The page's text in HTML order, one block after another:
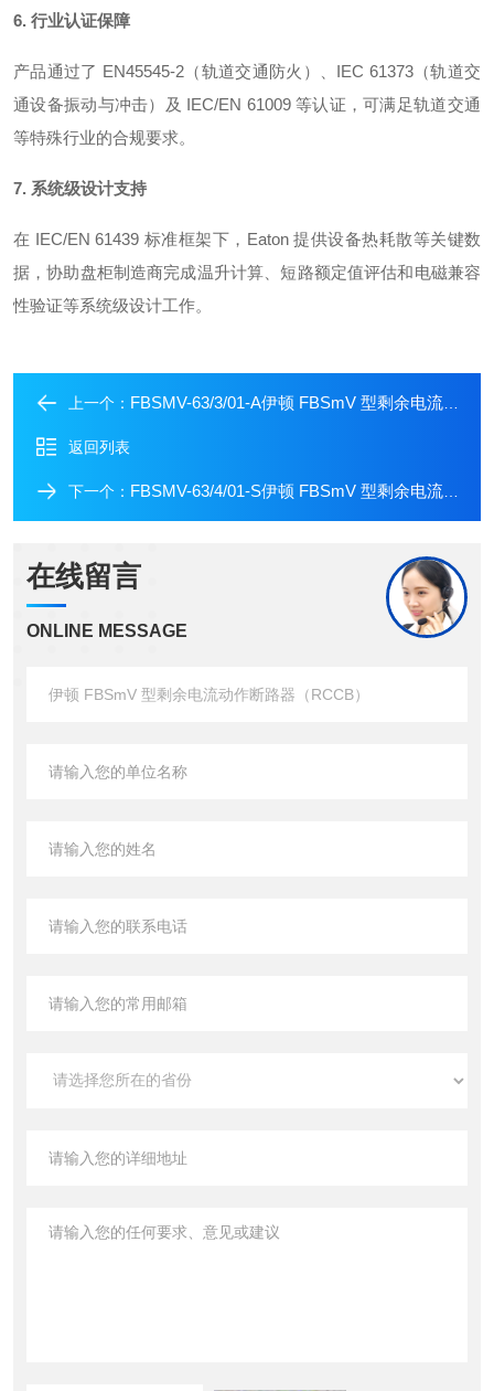
6. 行业认证保障
产品通过了 EN45545-2（轨道交通防火）、IEC 61373（轨道交
通设备振动与冲击）及 IEC/EN 61009 等认证，可满足轨道交通
等特殊行业的合规要求。
7. 系统级设计支持
在 IEC/EN 61439 标准框架下，Eaton 提供设备热耗散等关键数
据，协助盘柜制造商完成温升计算、短路额定值评估和电磁兼容
性验证等系统级设计工作。
上一个： FBSMV-63/3/01-A伊顿 FBSmV 型剩余电流动作断路器（RCCB）
返回列表
下一个： FBSMV-63/4/01-S伊顿 FBSmV 型剩余电流动作断路器（RCCB）
在线留言
ONLINE MESSAGE